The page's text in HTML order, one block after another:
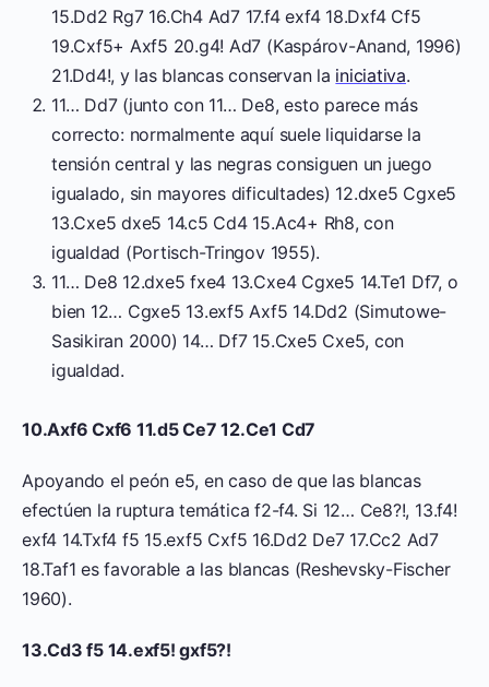
15.Dd2 Rg7 16.Ch4 Ad7 17.f4 exf4 18.Dxf4 Cf5
19.Cxf5+ Axf5 20.g4! Ad7 (Kaspárov-Anand, 1996)
21.Dd4!, y las blancas conservan la iniciativa.
11… Dd7 (junto con 11… De8, esto parece más
correcto: normalmente aquí suele liquidarse la
tensión central y las negras consiguen un juego
igualado, sin mayores dificultades) 12.dxe5 Cgxe5
13.Cxe5 dxe5 14.c5 Cd4 15.Ac4+ Rh8, con
igualdad (Portisch-Tringov 1955).
11… De8 12.dxe5 fxe4 13.Cxe4 Cgxe5 14.Te1 Df7, o
bien 12… Cgxe5 13.exf5 Axf5 14.Dd2 (Simutowe-
Sasikiran 2000) 14… Df7 15.Cxe5 Cxe5, con
igualdad.
10.Axf6 Cxf6 11.d5 Ce7 12.Ce1 Cd7
Apoyando el peón e5, en caso de que las blancas
efectúen la ruptura temática f2-f4. Si 12… Ce8?!, 13.f4!
exf4 14.Txf4 f5 15.exf5 Cxf5 16.Dd2 De7 17.Cc2 Ad7
18.Taf1 es favorable a las blancas (Reshevsky-Fischer
1960).
13.Cd3 f5 14.exf5! gxf5?!